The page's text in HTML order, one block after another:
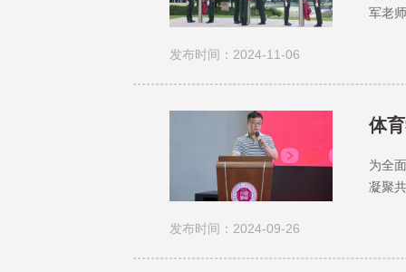
发布时间：2024-11-06
军老
发布时间：2024-09-26
体
为全
凝聚